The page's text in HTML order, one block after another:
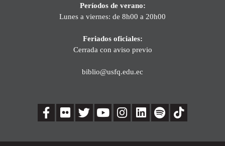
Períodos de verano:
Lunes a viernes: de 8h00 a 20h00
Feriados oficiales:
Cerrada con aviso previo
biblio@usfq.edu.ec